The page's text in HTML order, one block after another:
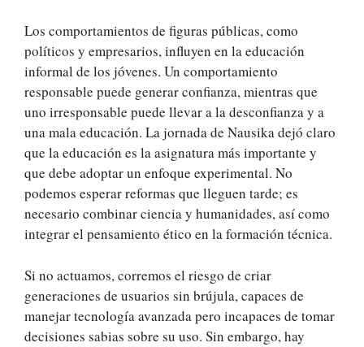
Los comportamientos de figuras públicas, como
políticos y empresarios, influyen en la educación
informal de los jóvenes. Un comportamiento
responsable puede generar confianza, mientras que
uno irresponsable puede llevar a la desconfianza y a
una mala educación. La jornada de Nausika dejó claro
que la educación es la asignatura más importante y
que debe adoptar un enfoque experimental. No
podemos esperar reformas que lleguen tarde; es
necesario combinar ciencia y humanidades, así como
integrar el pensamiento ético en la formación técnica.
Si no actuamos, corremos el riesgo de criar
generaciones de usuarios sin brújula, capaces de
manejar tecnología avanzada pero incapaces de tomar
decisiones sabias sobre su uso. Sin embargo, hay